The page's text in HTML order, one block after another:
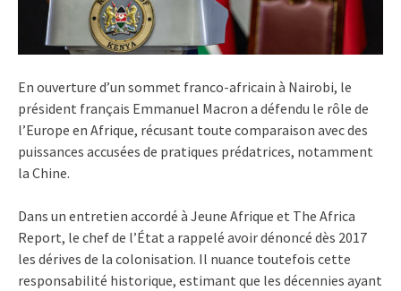
En ouverture d’un sommet franco-africain à Nairobi, le
président français Emmanuel Macron a défendu le rôle de
l’Europe en Afrique, récusant toute comparaison avec des
puissances accusées de pratiques prédatrices, notamment
la Chine.
Dans un entretien accordé à Jeune Afrique et The Africa
Report, le chef de l’État a rappelé avoir dénoncé dès 2017
les dérives de la colonisation. Il nuance toutefois cette
responsabilité historique, estimant que les décennies ayant